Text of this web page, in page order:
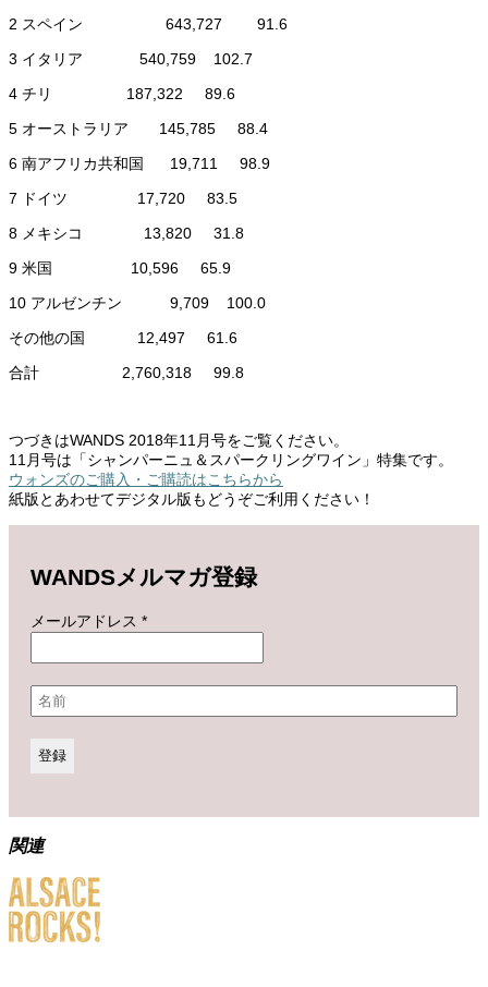
2 スペイン 643,727 91.6
3 イタリア 540,759 102.7
4 チリ 187,322 89.6
5 オーストラリア 145,785 88.4
6 南アフリカ共和国 19,711 98.9
7 ドイツ 17,720 83.5
8 メキシコ 13,820 31.8
9 米国 10,596 65.9
10 アルゼンチン 9,709 100.0
その他の国 12,497 61.6
合計 2,760,318 99.8
つづきはWANDS 2018年11月号をご覧ください。
11月号は「シャンパーニュ＆スパークリングワイン」特集です。
ウォンズのご購入・ご購読はこちらから
紙版とあわせてデジタル版もどうぞご利用ください！
WANDSメルマガ登録
メールアドレス *
関連